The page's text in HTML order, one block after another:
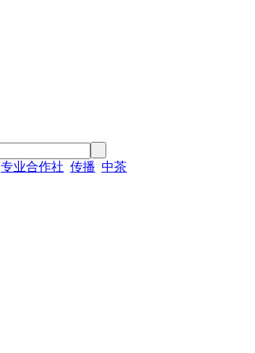
专业合作社 传播 中茶